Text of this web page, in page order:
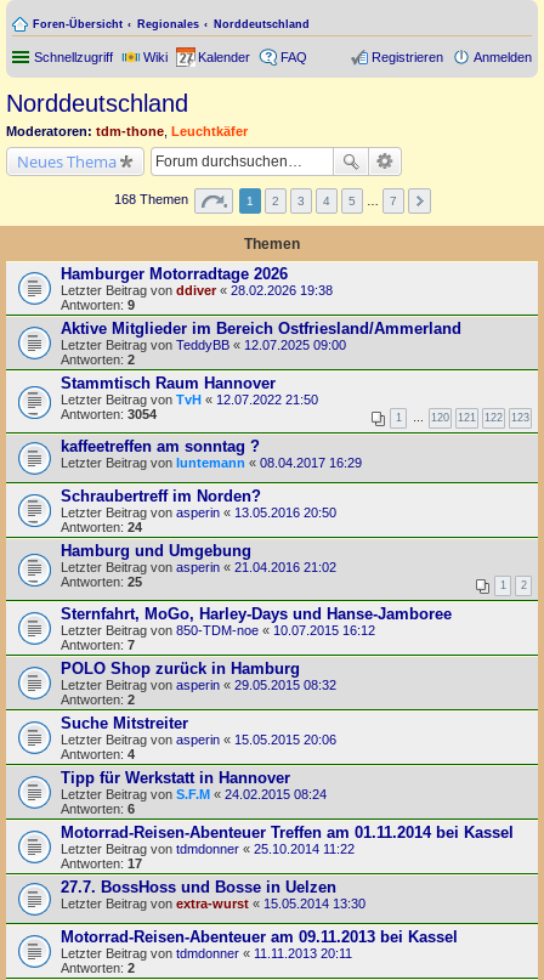
Foren-Übersicht Regionales Norddeutschland
Schnellzugriff Wiki Kalender FAQ Anmelden
Registrieren
Norddeutschland
Moderatoren: tdm-thone Leuchtkäfer
Neues Thema
168 Themen 1 2 3 4 5 7
Themen
Hamburger Motorradtage 2026
Letzter Beitrag von ddiver« 28.02.2026 19:38
Antworten: 9
Aktive Mitglieder im Bereich Ostfriesland/Ammerland
Letzter Beitrag von TeddyBB « 12.07.2025 09:00
Antworten: 2
Stammtisch Raum Hannover
Letzter Beitrag von TvH « 12.07.2022 21:50
Antworten: 3054 1 120 121 122 123
kaffeetreffen am sonntag ?
Letzter Beitrag von luntemann « 08.04.2017 16:29
Schraubertreff im Norden?
Letzter Beitrag von asperin « 13.05.2016 20:50
Antworten: 24
Hamburg und Umgebung
Letzter Beitrag von asperin « 21.04.2016 21:02
Antworten: 25 1 2
Sternfahrt, MoGo, Harley-Days und Hanse-Jamboree
Letzter Beitrag von 850-TDM-noe « 10.07.2015 16:12
Antworten: 7
POLO Shop zurück in Hamburg
Letzter Beitrag von asperin « 29.05.2015 08:32
Antworten: 2
Suche Mitstreiter
Letzter Beitrag von asperin « 15.05.2015 20:06
Antworten: 4
Tipp für Werkstatt in Hannover
Letzter Beitrag von S.F.M « 24.02.2015 08:24
Antworten: 6
Motorrad-Reisen-Abenteuer Treffen am 01.11.2014 bei Kassel
Letzter Beitrag von tdmdonner « 25.10.2014 11:22
Antworten: 17
27.7. BossHoss und Bosse in Uelzen
Letzter Beitrag von extra-wurst « 15.05.2014 13:30
Motorrad-Reisen-Abenteuer am 09.11.2013 bei Kassel
Letzter Beitrag von tdmdonner « 11.11.2013 20:11
Antworten: 2